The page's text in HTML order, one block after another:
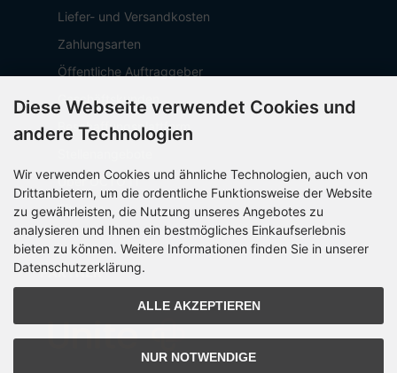
Liefer- und Versandkosten
Zahlungsarten
Öffentliche Auftraggeber
Geschäftskunden
Beschaffungsplattform
Über OCTO IT
Sitemap
PARTNER
Diese Webseite verwendet Cookies und
andere Technologien
Wir verwenden Cookies und ähnliche Technologien, auch von
Drittanbietern, um die ordentliche Funktionsweise der Website
zu gewährleisten, die Nutzung unseres Angebotes zu
analysieren und Ihnen ein bestmögliches Einkaufserlebnis
bieten zu können. Weitere Informationen finden Sie in unserer
Datenschutzerklärung.
ALLE AKZEPTIEREN
NUR NOTWENDIGE